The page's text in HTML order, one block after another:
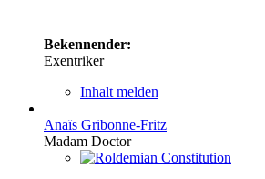
Bekennender:
Exentriker
Inhalt melden
Anaïs Gribonne-Fritz
Madam Doctor